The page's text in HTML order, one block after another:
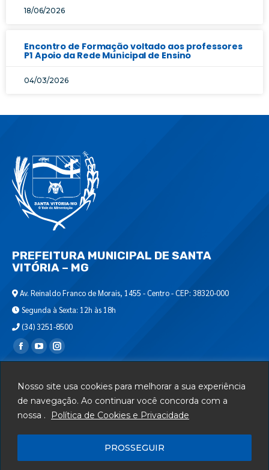
Nosso site usa cookies para melhorar a sua experiência
de navegação. Ao continuar você concorda com a
nossa .
Política de Cookies e Privacidade
PROSSEGUIR
18/06/2026
Encontro de Formação voltado aos professores
P1 Apoio da Rede Municipal de Ensino
04/03/2026
PREFEITURA MUNICIPAL DE SANTA
VITÓRIA – MG
Av. Reinaldo Franco de Morais, 1455 - Centro - CEP: 38320-000
Segunda à Sexta: 12h às 18h
(34) 3251-8500
Encontre-nos em:
Departamento de T.I.
Serviços
Mapa do Site